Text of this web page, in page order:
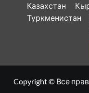
Казахстан
Туркменистан
Copyright © Все